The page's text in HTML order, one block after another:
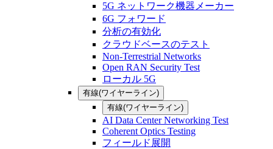
5G ネットワーク機器メーカー
6G フォワード
分析の有効化
クラウドベースのテスト
Non-Terrestrial Networks
Open RAN Security Test
ローカル 5G
有線(ワイヤーライン)
有線(ワイヤーライン)
AI Data Center Networking Test
Coherent Optics Testing
フィールド展開